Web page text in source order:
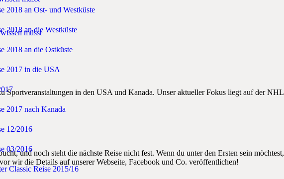
an Ost- und Westküste
an die Westküste
an die Ostküste
in die USA
nach Kanada
12/2016
03/2016
Reise 2015/16
müsst
Sportveranstaltungen in den USA und Kanada. Unser aktueller Fokus liegt auf der
und noch steht die nächste Reise nicht fest. Wenn du unter den Ersten sein
wir die Details auf unserer Webseite, Facebook und Co. veröffentlichen!